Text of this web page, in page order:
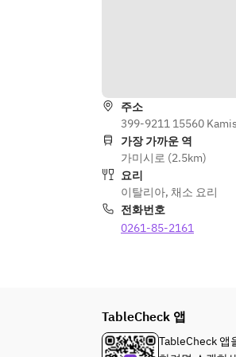
주소
399-9211 15560
가장 가까운 역
가미시로 (2.5km)
요리
이탈리아, 채소 요리
전화번호
0261-85-2161
TableCheck 앱
TableCheck 앱